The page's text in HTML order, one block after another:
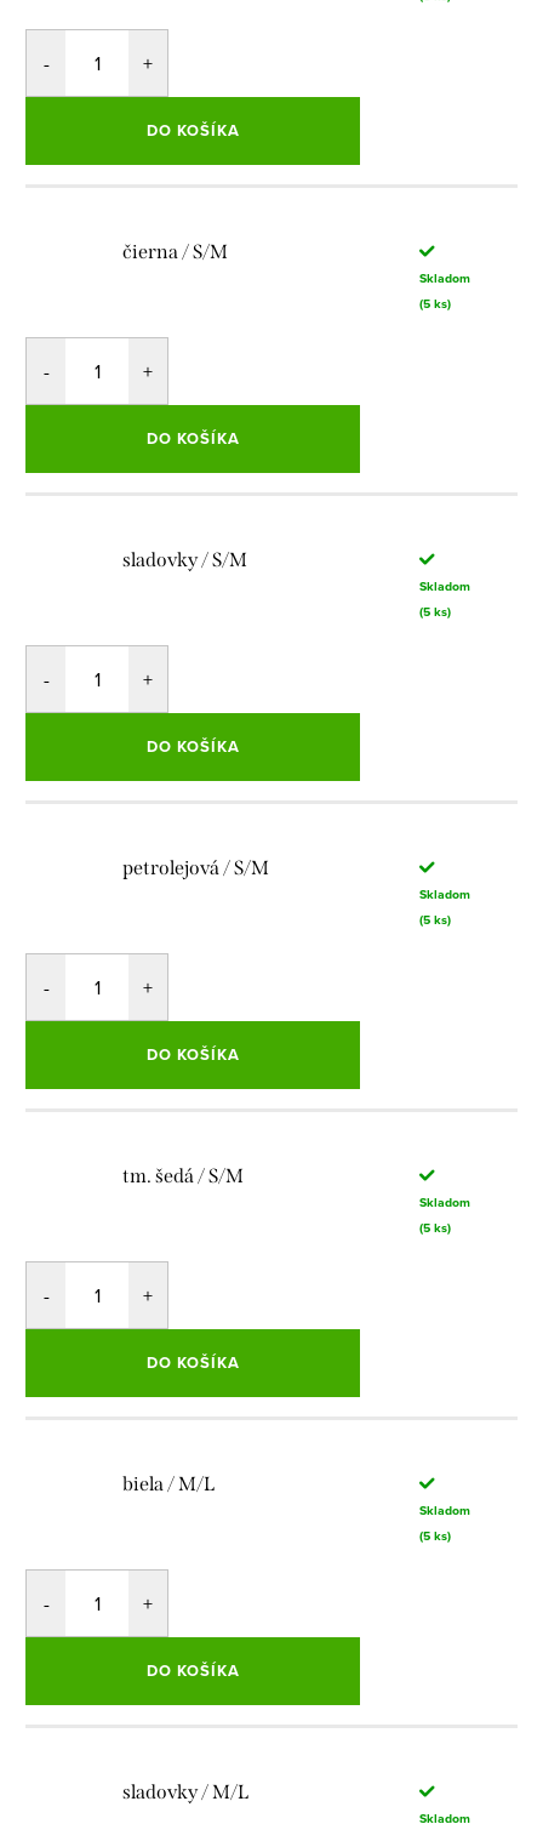
DO KOŠÍKA
čierna / S/M
Skladom
(5 ks)
DO KOŠÍKA
sladovky / S/M
Skladom
(5 ks)
DO KOŠÍKA
petrolejová / S/M
Skladom
(5 ks)
DO KOŠÍKA
tm. šedá / S/M
Skladom
(5 ks)
DO KOŠÍKA
biela / M/L
Skladom
(5 ks)
DO KOŠÍKA
sladovky / M/L
Skladom